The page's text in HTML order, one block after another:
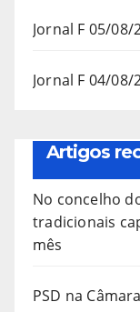
Jornal F 05/08/
Jornal F 04/08/
Artigos
No concelho
tradicionais
mês
PSD na